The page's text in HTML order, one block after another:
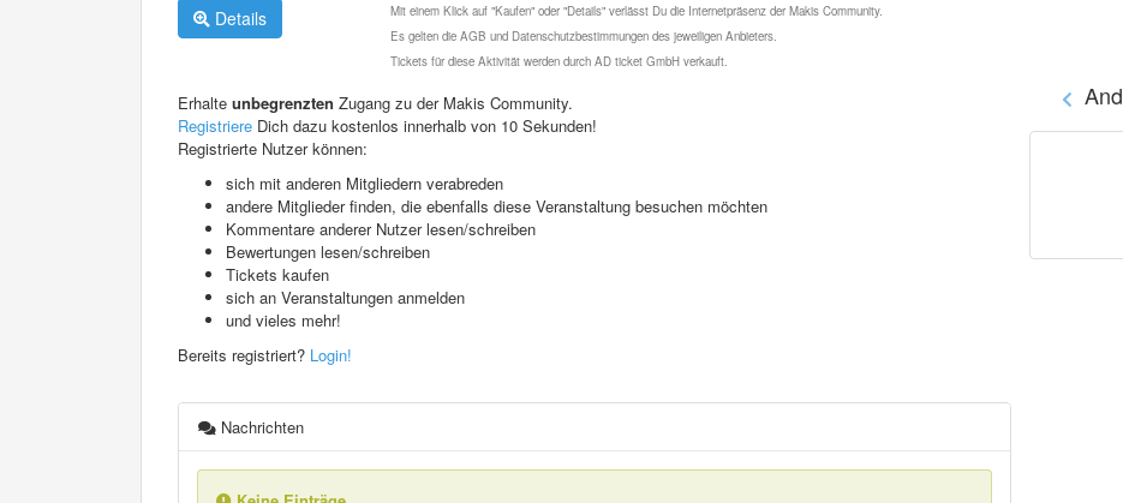
Details
Mit einem Klick auf "Kaufen" oder "Details" verlässt Du die Internetpräsenz der Makis Community.
Es gelten die AGB und Datenschutzbestimmungen des jeweiligen Anbieters.
Tickets für diese Aktivität werden durch AD ticket GmbH verkauft.
Erhalte unbegrenzten Zugang zu der Makis Community.
Registriere Dich dazu kostenlos innerhalb von 10 Sekunden!
Registrierte Nutzer können:
sich mit anderen Mitgliedern verabreden
andere Mitglieder finden, die ebenfalls diese Veranstaltung besuchen möchten
Kommentare anderer Nutzer lesen/schreiben
Bewertungen lesen/schreiben
Tickets kaufen
sich an Veranstaltungen anmelden
und vieles mehr!
Bereits registriert? Login!
Nachrichten